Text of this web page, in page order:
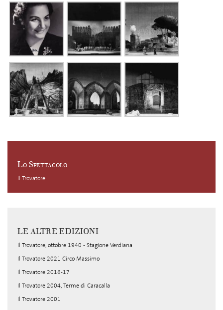
Lo Spettacolo
Il Trovatore
LE ALTRE EDIZIONI
Il Trovatore, ottobre 1940 - Stagione Verdiana
Il Trovatore 2021 Circo Massimo
Il Trovatore 2016-17
Il Trovatore 2004, Terme di Caracalla
Il Trovatore 2001